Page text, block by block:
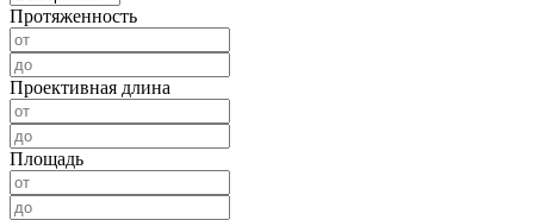
Протяженность
Проективная длина
Площадь